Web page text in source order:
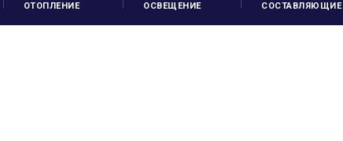
ОТОПЛЕНИЕ
ОСВЕЩЕНИЕ
СОСТАВЛЯЮЩИЕ